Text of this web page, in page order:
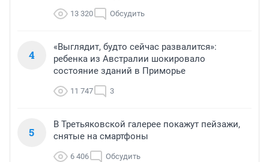
13 320 Обсудить
4
«Выглядит, будто сейчас развалится»:
ребенка из Австралии шокировало
состояние зданий в Приморье
11 747 3
5
В Третьяковской галерее покажут пейзажи,
снятые на смартфоны
6 406 Обсудить